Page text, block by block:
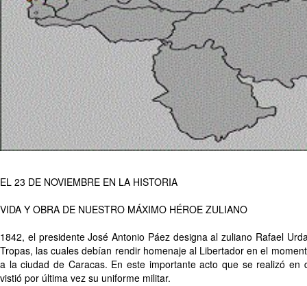
EL 23 DE NOVIEMBRE EN LA HISTORIA
VIDA Y OBRA DE NUESTRO MÁXIMO HÉROE ZULIANO
1842, el presidente José Antonio Páez designa al zuliano Rafael
Tropas, las cuales debían rendir homenaje al Libertador en el
a la ciudad de Caracas. En este importante acto que se realizó en
vistió por última vez su uniforme militar.